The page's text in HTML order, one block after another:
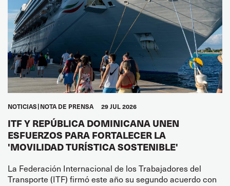
NOTICIAS NOTA DE PRENSA 29 JUL 2026
ITF Y REPÚBLICA DOMINICANA UNEN
ESFUERZOS PARA FORTALECER LA
'MOVILIDAD TURÍSTICA SOSTENIBLE'
La Federación Internacional de los Trabajadores del
Transporte (ITF) firmó este año su segundo acuerdo con